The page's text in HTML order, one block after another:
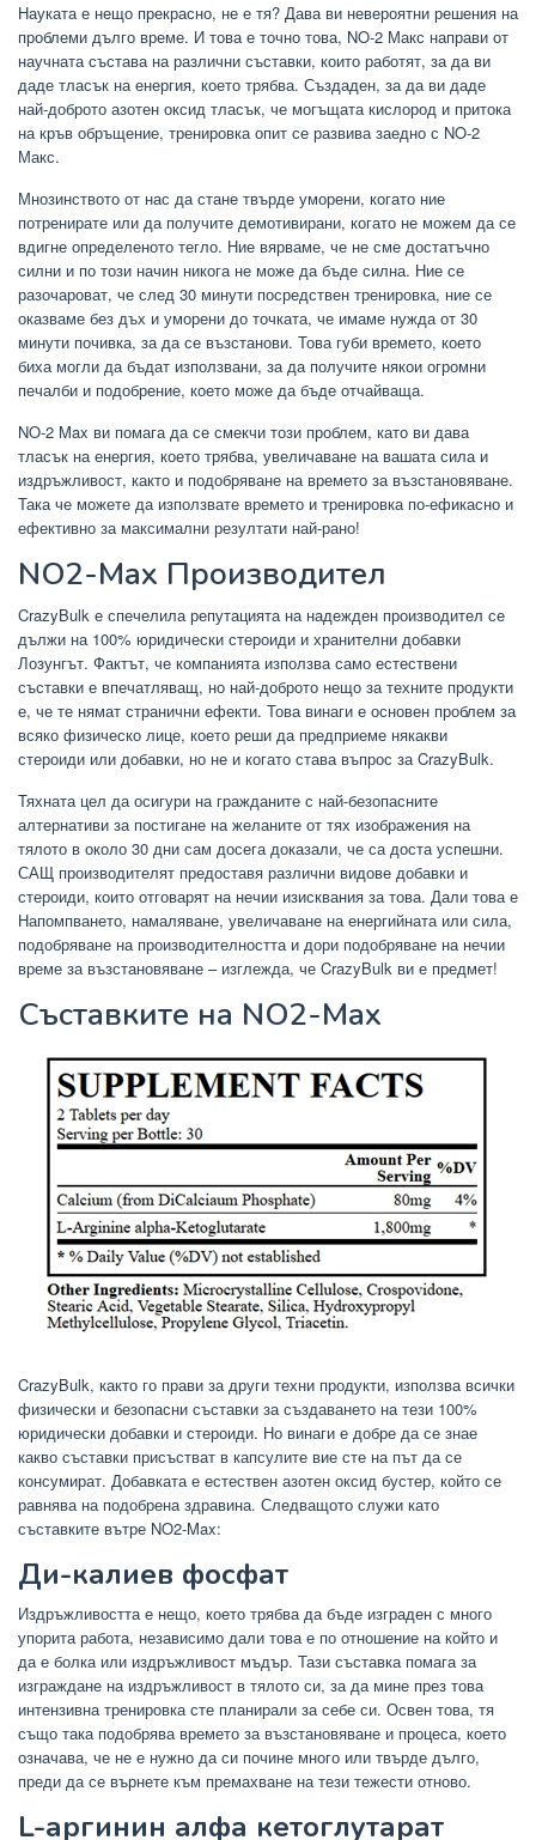
Науката е нещо прекрасно, не е тя? Дава ви невероятни решения на
проблеми дълго време. И това е точно това, NO-2 Макс направи от
научната състава на различни съставки, които работят, за да ви
даде тласък на енергия, което трябва. Създаден, за да ви даде
най-доброто азотен оксид тласък, че могъщата кислород и притока
на кръв обръщение, тренировка опит се развива заедно с NO-2
Макс.
Мнозинството от нас да стане твърде уморени, когато ние
потренирате или да получите демотивирани, когато не можем да се
вдигне определеното тегло. Ние вярваме, че не сме достатъчно
силни и по този начин никога не може да бъде силна. Ние се
разочароват, че след 30 минути посредствен тренировка, ние се
оказваме без дъх и уморени до точката, че имаме нужда от 30
минути почивка, за да се възстанови. Това губи времето, което
биха могли да бъдат използвани, за да получите някои огромни
печалби и подобрение, което може да бъде отчайваща.
NO-2 Max ви помага да се смекчи този проблем, като ви дава
тласък на енергия, което трябва, увеличаване на вашата сила и
издръжливост, както и подобряване на времето за възстановяване.
Така че можете да използвате времето и тренировка по-ефикасно и
ефективно за максимални резултати най-рано!
NO2-Max Производител
CrazyBulk е спечелила репутацията на надежден производител се
дължи на 100% юридически стероиди и хранителни добавки
Лозунгът. Фактът, че компанията използва само естествени
съставки е впечатляващ, но най-доброто нещо за техните продукти
е, че те нямат странични ефекти. Това винаги е основен проблем за
всяко физическо лице, което реши да предприеме някакви
стероиди или добавки, но не и когато става въпрос за CrazyBulk.
Тяхната цел да осигури на гражданите с най-безопасните
алтернативи за постигане на желаните от тях изображения на
тялото в около 30 дни сам досега доказали, че са доста успешни.
САЩ производителят предоставя различни видове добавки и
стероиди, които отговарят на нечии изисквания за това. Дали това е
Напомпването, намаляване, увеличаване на енергийната или сила,
подобряване на производителността и дори подобряване на нечии
време за възстановяване – изглежда, че CrazyBulk ви е предмет!
Съставките на NO2-Max
CrazyBulk, както го прави за други техни продукти, използва всички
физически и безопасни съставки за създаването на тези 100%
юридически добавки и стероиди. Но винаги е добре да се знае
какво съставки присъстват в капсулите вие ​​сте на път да се
консумират. Добавката е естествен азотен оксид бустер, който се
равнява на подобрена здравина. Следващото служи като
съставките вътре NO2-Max:
Ди-калиев фосфат
Издръжливостта е нещо, което трябва да бъде изграден с много
упорита работа, независимо дали това е по отношение на който и
да е болка или издръжливост мъдър. Тази съставка помага за
изграждане на издръжливост в тялото си, за да мине през това
интензивна тренировка сте планирали за себе си. Освен това, тя
също така подобрява времето за възстановяване и процеса, което
означава, че не е нужно да си почине много или твърде дълго,
преди да се върнете към премахване на тези тежести отново.
L-аргинин алфа кетоглутарат